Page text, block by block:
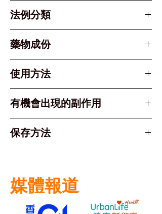
法例分類
Schedule 1 Poison) - 須醫
藥物成份
5mg
使用方法
成人及長者： 一般治療劑量為
用直至血象回復正常或遵照醫生
估，醫生可能會建議特定劑量。
服用方式： 以清水吞服，餐前或
餐後服用均可。
有機會出現的副作用
見，但部分人士可能出現：
食慾不振。
保存方法
避免陽光直接照射。
請將藥物放置於兒童接觸不到的地
方。
媒體報道